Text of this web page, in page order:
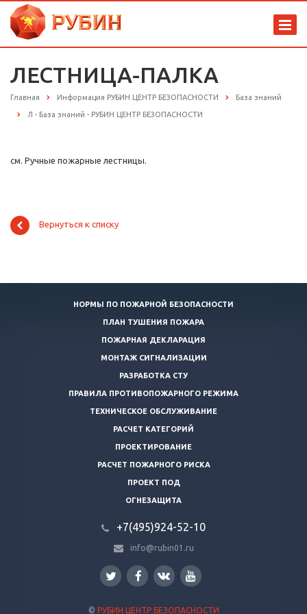
ЛЕСТНИЦА-ПАЛКА
Главная Информация РУБИН ЦЕНТР БЕЗОПАСНОСТИ База знаний
Л - База знаний - РУБИН ЦЕНТР БЕЗОПАСНОСТИ
см. Ручные пожарные лестницы.
Вернуться к списку
НОРМЫ ПО ПОЖАРНОЙ БЕЗОПАСНОСТИ
ПЛАН ТУШЕНИЯ ПОЖАРА
ПОЖАРНАЯ ДЕКЛАРАЦИЯ
МОНТАЖ СИГНАЛИЗАЦИИ
РАЗРАБОТКА СТУ
ПРАВИЛА ПРОТИВОПОЖАРНОГО РЕЖИМА
ТЕХНИЧЕСКОЕ ОБСЛУЖИВАНИЕ
РАСЧЕТ КАТЕГОРИЙ
ПРОЕКТИРОВАНИЕ
РАСЧЕТ ПОЖАРНОГО РИСКА
ПРОЕКТ ПОД
ОГНЕЗАЩИТА
+7(495)924-52-10
info@rubin01.ru
© РУБИН ЦЕНТР БЕЗОПАСНОСТИ